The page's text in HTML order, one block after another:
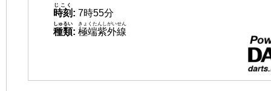
時刻
じこく
: 7時55分
種類
しゅるい
: 極端紫外線
きょくたんしがいせん